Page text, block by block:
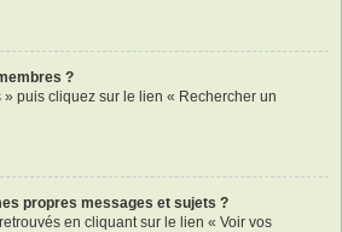
?
puis cliquez sur le lien « Rechercher un
propres messages et sujets ?
en cliquant sur le lien « Voir vos